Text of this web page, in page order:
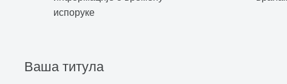
испоруке
Ваша титула